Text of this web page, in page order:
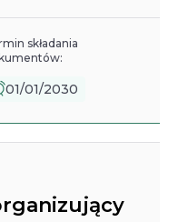
składania
01/01/2030